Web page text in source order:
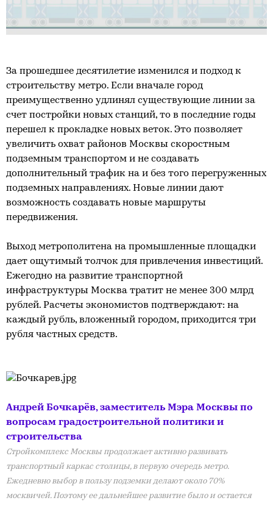
За прошедшее десятилетие изменился и подход к
строительству метро. Если вначале город
преимущественно удлинял существующие линии за
счет постройки новых станций, то в последние годы
перешел к прокладке новых веток. Это позволяет
увеличить охват районов Москвы скоростным
подземным транспортом и не создавать
дополнительный трафик на и без того перегруженных
подземных направлениях. Новые линии дают
возможность создавать новые маршруты
передвижения.
Выход метрополитена на промышленные площадки
дает ощутимый толчок для привлечения инвестиций.
Ежегодно на развитие транспортной
инфраструктуры Москва тратит не менее 300 млрд
рублей. Расчеты экономистов подтверждают: на
каждый рубль, вложенный городом, приходится три
рубля частных средств.
Андрей Бочкарёв, заместитель Мэра Москвы по
вопросам градостроительной политики и
строительства
Стройкомплекс Москвы продолжает активно развивать
транспортный каркас столицы, в первую очередь метро.
Ежедневно выбор в пользу подземки делают около 70%
москвичей. Поэтому ее дальнейшее развитие было и остается